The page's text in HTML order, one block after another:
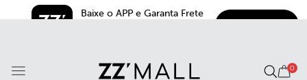
Baixe o APP e Garanta Frete
0